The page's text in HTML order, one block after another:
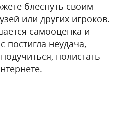
блеснуть своим
или других игроков.
самооценка и
постигла неудача,
полистать